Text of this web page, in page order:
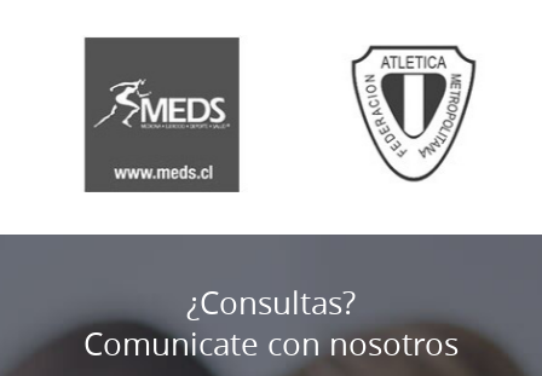
¿Consultas?
Comunicate con nosotros